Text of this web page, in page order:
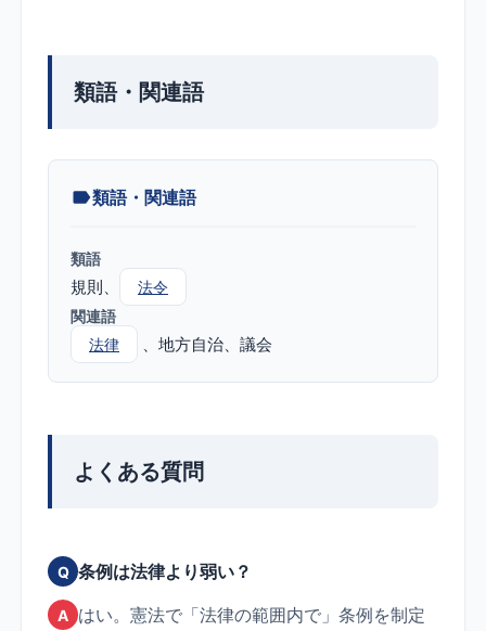
類語・関連語
類語・関連語
類語
規則
法令
関連語
法律
地方自治 議会
よくある質問
Q 条例は法律より弱い？
A はい。憲法で「法律の範囲内で」条例を制定